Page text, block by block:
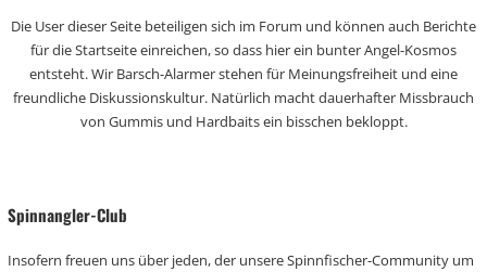
Die User dieser Seite beteiligen sich im Forum und können auch Berichte
für die Startseite einreichen, so dass hier ein bunter Angel-Kosmos
entsteht. Wir Barsch-Alarmer stehen für Meinungsfreiheit und eine
freundliche Diskussionskultur. Natürlich macht dauerhafter Missbrauch
von Gummis und Hardbaits ein bisschen bekloppt.
Spinnangler-Club
Insofern freuen uns über jeden, der unsere Spinnfischer-Community um